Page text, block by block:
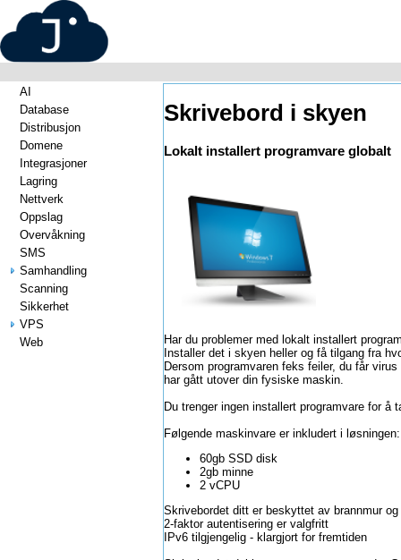
AI
Database
Distribusjon
Domene
Integrasjoner
Lagring
Nettverk
Oppslag
Overvåkning
SMS
Samhandling
Scanning
Sikkerhet
VPS
Web
Skrivebord i skyen
Lokalt installert programvare globalt
Har du problemer med lokalt installert
Installer det i skyen heller og få tilgang fra
Dersom programvaren feks feiler, du får
har gått utover din fysiske maskin.
Du trenger ingen installert programvare for
Følgende maskinvare er inkludert i løsningen:
60gb SSD disk
2gb minne
2 vCPU
Skrivebordet ditt er beskyttet av brannmur
2-faktor autentisering er valgfritt
IPv6 tilgjengelig - klargjort for fremtiden